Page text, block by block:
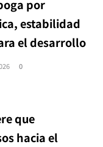
por
estabilidad
el desarrollo
0
que
hacia el